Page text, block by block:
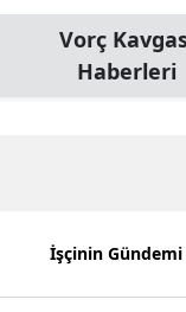
Bursa
Denizli
Vorç
Haberleri
İşçinin Gündemi